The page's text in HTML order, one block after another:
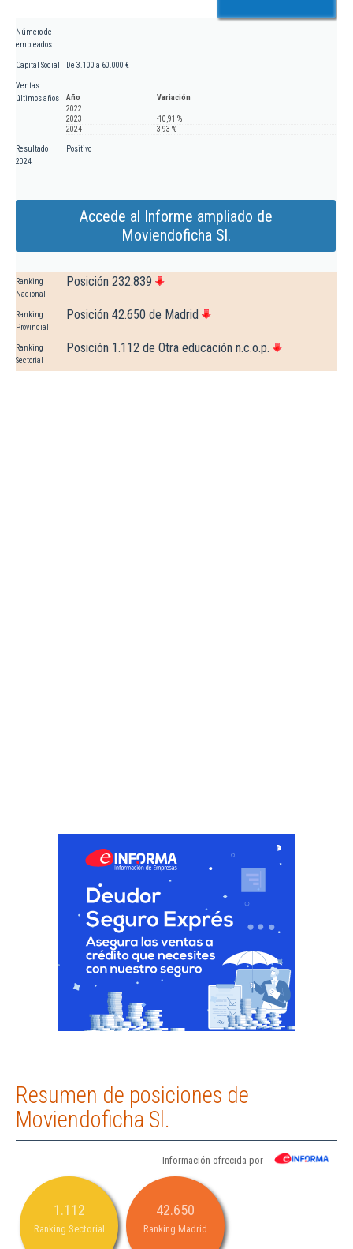
Número de
empleados
Capital Social De 3.100 a 60.000 €
Ventas
últimos años
Año
Variación
2022
2023
-10,91 %
2024
3,93 %
Resultado
2024
Positivo
Accede al Informe ampliado de
Moviendoficha Sl.
Ranking
Nacional
Posición 232.839
Ranking
Provincial
Posición 42.650 de Madrid
Ranking
Sectorial
Posición 1.112 de Otra educación n.c.o.p.
Resumen de posiciones de
Moviendoficha Sl.
Información ofrecida por
1.112
Ranking Sectorial
42.650
Ranking Madrid